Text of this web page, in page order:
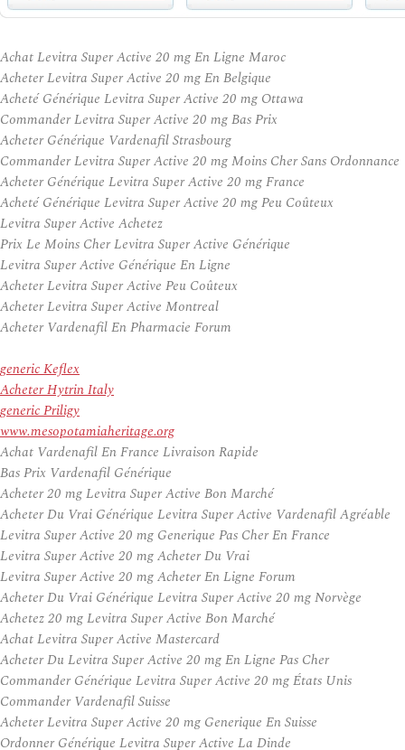
Achat Levitra Super Active 20 mg En Ligne Maroc
Acheter Levitra Super Active 20 mg En Belgique
Acheté Générique Levitra Super Active 20 mg Ottawa
Commander Levitra Super Active 20 mg Bas Prix
Acheter Générique Vardenafil Strasbourg
Commander Levitra Super Active 20 mg Moins Cher Sans Ordonnance
Acheter Générique Levitra Super Active 20 mg France
Acheté Générique Levitra Super Active 20 mg Peu Coûteux
Levitra Super Active Achetez
Prix Le Moins Cher Levitra Super Active Générique
Levitra Super Active Générique En Ligne
Acheter Levitra Super Active Peu Coûteux
Acheter Levitra Super Active Montreal
Acheter Vardenafil En Pharmacie Forum
generic Keflex
Acheter Hytrin Italy
generic Priligy
www.mesopotamiaheritage.org
Achat Vardenafil En France Livraison Rapide
Bas Prix Vardenafil Générique
Acheter 20 mg Levitra Super Active Bon Marché
Acheter Du Vrai Générique Levitra Super Active Vardenafil Agréable
Levitra Super Active 20 mg Generique Pas Cher En France
Levitra Super Active 20 mg Acheter Du Vrai
Levitra Super Active 20 mg Acheter En Ligne Forum
Acheter Du Vrai Générique Levitra Super Active 20 mg Norvège
Achetez 20 mg Levitra Super Active Bon Marché
Achat Levitra Super Active Mastercard
Acheter Du Levitra Super Active 20 mg En Ligne Pas Cher
Commander Générique Levitra Super Active 20 mg États Unis
Commander Vardenafil Suisse
Acheter Levitra Super Active 20 mg Generique En Suisse
Ordonner Générique Levitra Super Active La Dinde